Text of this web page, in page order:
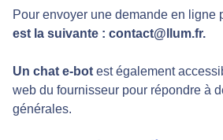
Pour envoyer une demande en ligne
est la suivante : contact@llum.fr.
Un chat e-bot est également
web du fournisseur pour répondre à
générales.